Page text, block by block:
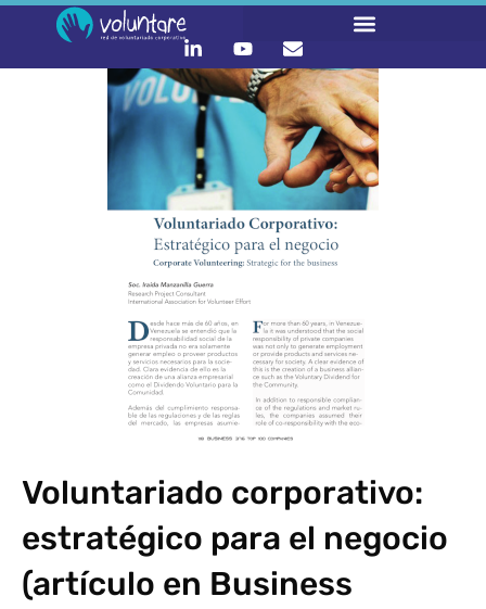
Voluntariado corporativo:
estratégico para el negocio
(artículo en Business